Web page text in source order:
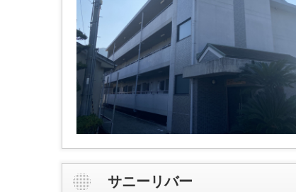
サニーリバー